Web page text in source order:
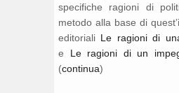
specifiche ragioni di
metodo alla base di
editoriali Le ragioni di
e Le ragioni di un
(continua)